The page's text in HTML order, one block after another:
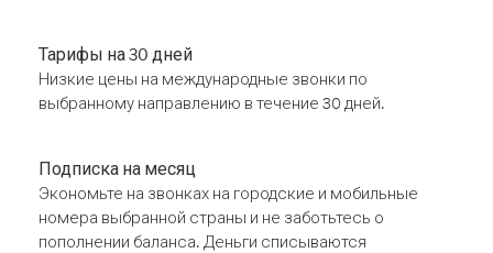
Тарифы на 30 дней
Низкие цены на международные звонки по
выбранному направлению в течение 30 дней.
Подписка на месяц
Экономьте на звонках на городские и мобильные
номера выбранной страны и не заботьтесь о
пополнении баланса. Деньги списываются